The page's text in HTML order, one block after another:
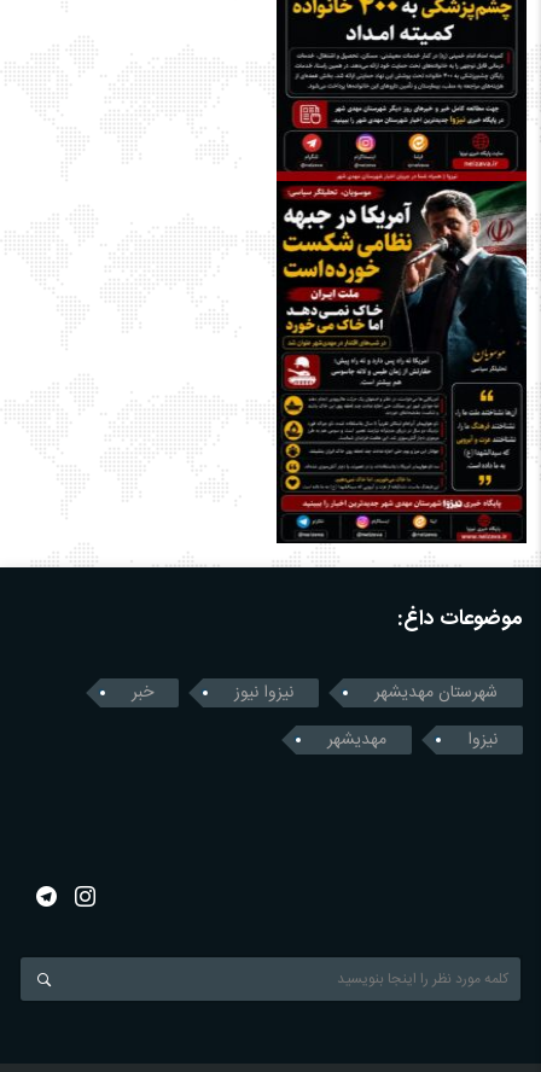
موضوعات داغ:
شهرستان مهدیشهر نیزوا نیوز
خبر
نیزوا
مهدیشهر